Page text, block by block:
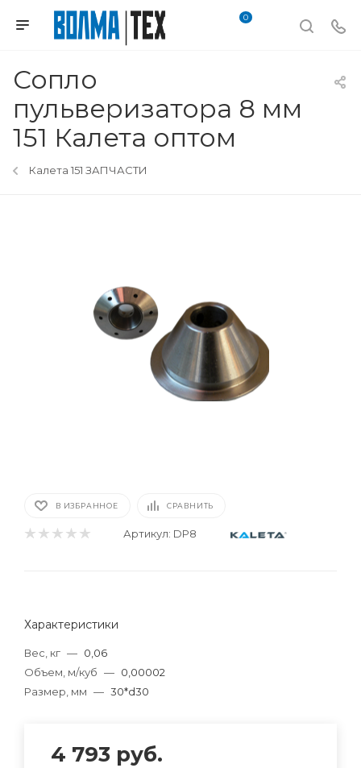
0
Сопло
пульверизатора 8 мм
151 Калета оптом
Калета 151 ЗАПЧАСТИ
В ИЗБРАННОЕ СРАВНИТЬ
Артикул: DP8
Характеристики
Вес, кг — 0,06
Объем, м/куб — 0,00002
Размер, мм — 30*d30
4 793 руб.